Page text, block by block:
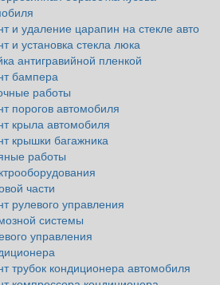
и удаление царапин на стекле авто
и установка стекла люка
антигравийной пленкой
бампера
работы
порогов автомобиля
крыла автомобиля
крышки багажника
работы
части
рулевого управления
системы
управления
трубок кондиционера автомобиля